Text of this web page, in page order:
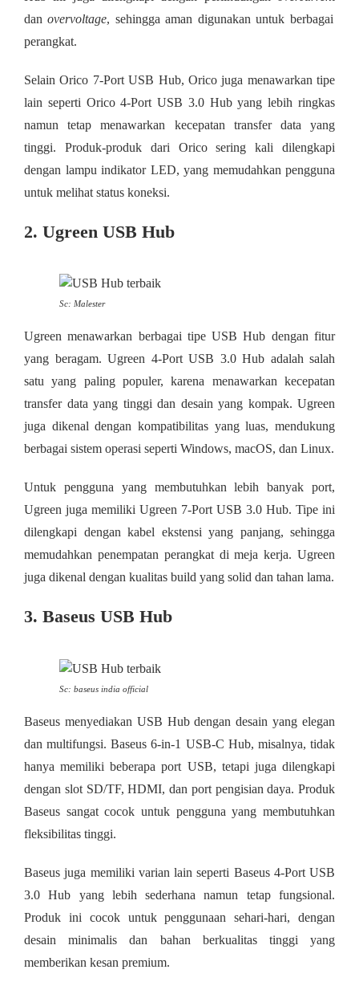
danovervoltage, sehingga aman digunakan untuk berbagai
perangkat.
Selain Orico 7-Port USB Hub, Orico juga menawarkan tipe
lain seperti Orico 4-Port USB 3.0 Hub yang lebih ringkas
namun tetap menawarkan kecepatan transfer data yang
tinggi. Produk-produk dari Orico sering kali dilengkapi
dengan lampu indikator LED, yang memudahkan pengguna
untuk melihat status koneksi.
2. Ugreen USB Hub
Sc: Malester
Ugreen menawarkan berbagai tipe USB Hub dengan fitur
yang beragam. Ugreen 4-Port USB 3.0 Hub adalah salah
satu yang paling populer, karena menawarkan kecepatan
transfer data yang tinggi dan desain yang kompak. Ugreen
juga dikenal dengan kompatibilitas yang luas, mendukung
berbagai sistem operasi seperti Windows, macOS, dan Linux.
Untuk pengguna yang membutuhkan lebih banyak port,
Ugreen juga memiliki Ugreen 7-Port USB 3.0 Hub. Tipe ini
dilengkapi dengan kabel ekstensi yang panjang, sehingga
memudahkan penempatan perangkat di meja kerja. Ugreen
juga dikenal dengan kualitas build yang solid dan tahan lama.
3. Baseus USB Hub
Sc: baseus india official
Baseus menyediakan USB Hub dengan desain yang elegan
dan multifungsi. Baseus 6-in-1 USB-C Hub, misalnya, tidak
hanya memiliki beberapa port USB, tetapi juga dilengkapi
dengan slot SD/TF, HDMI, dan port pengisian daya. Produk
Baseus sangat cocok untuk pengguna yang membutuhkan
fleksibilitas tinggi.
Baseus juga memiliki varian lain seperti Baseus 4-Port USB
3.0 Hub yang lebih sederhana namun tetap fungsional.
Produk ini cocok untuk penggunaan sehari-hari, dengan
desain minimalis dan bahan berkualitas tinggi yang
memberikan kesan premium.